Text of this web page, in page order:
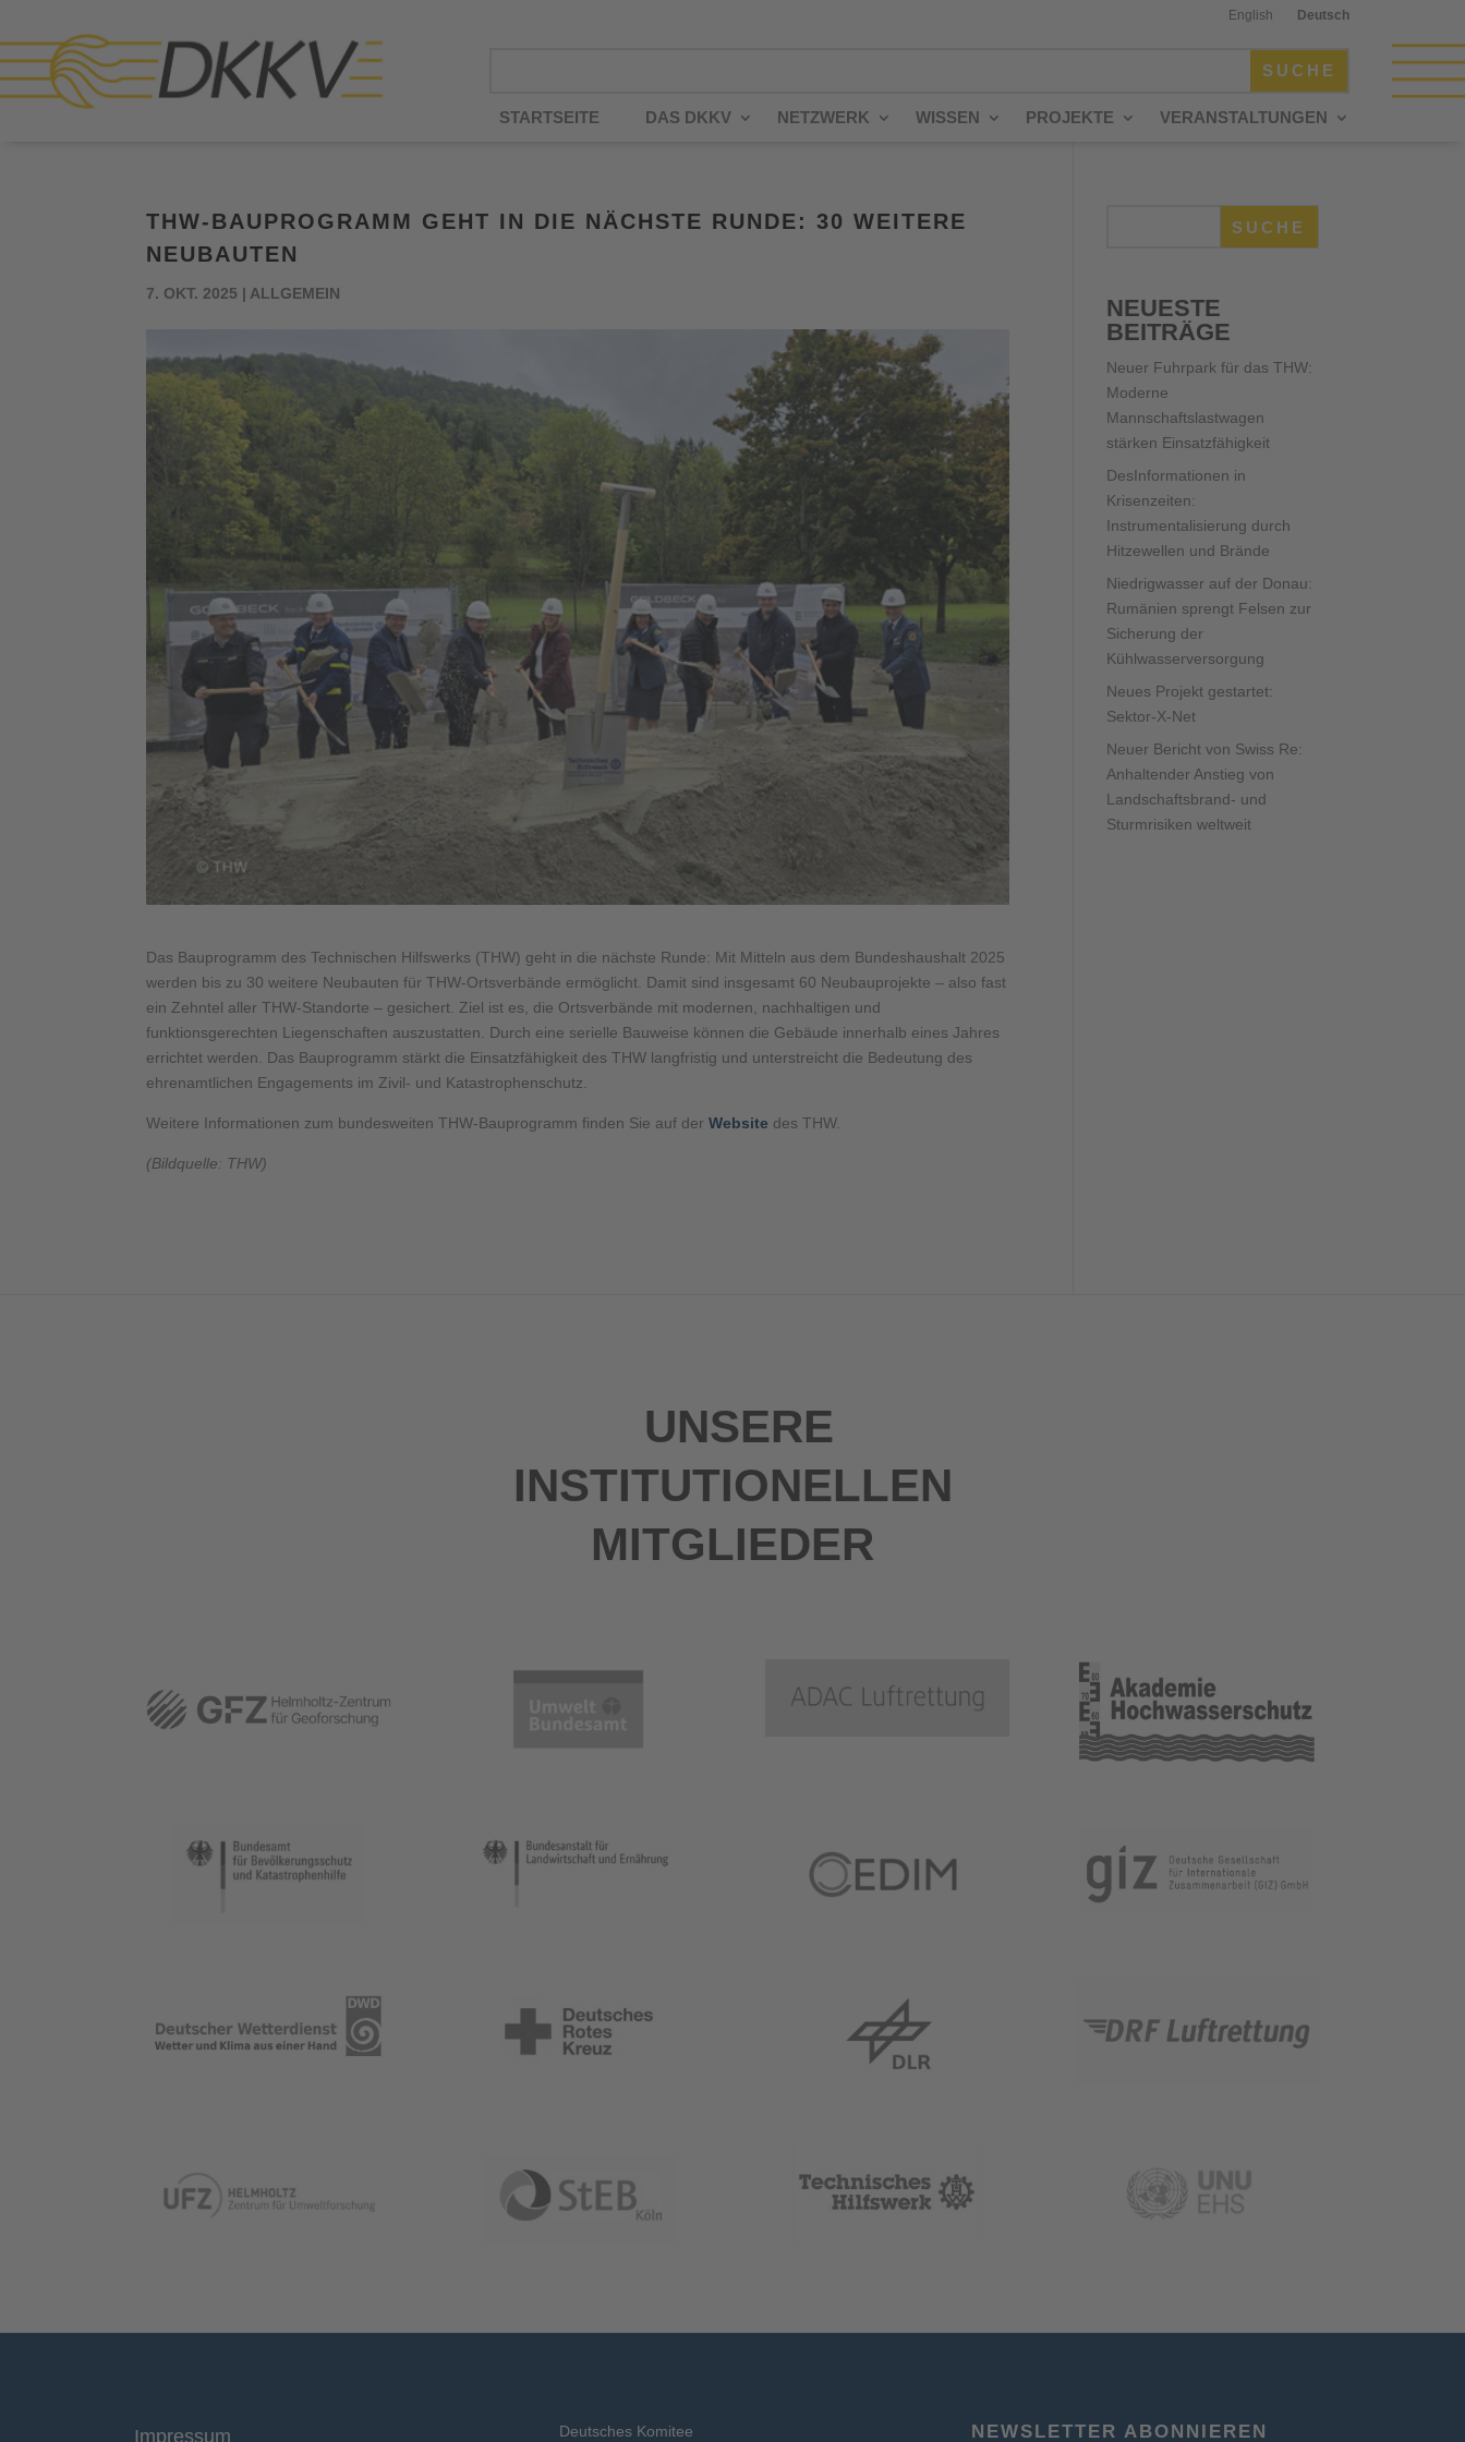
English Deutsch
STARTSEITE DAS DKKV NETZWERK WISSEN PROJEKTE VERANSTALTUNGEN
THW-BAUPROGRAMM GEHT IN DIE NÄCHSTE RUNDE: 30 WEITERE
NEUBAUTEN
7. OKT. 2025 | ALLGEMEIN
Das Bauprogramm des Technischen Hilfswerks (THW) geht in die nächste Runde: Mit Mitteln aus dem Bundeshaushalt 2025
werden bis zu 30 weitere Neubauten für THW-Ortsverbände ermöglicht. Damit sind insgesamt 60 Neubauprojekte – also fast
ein Zehntel aller THW-Standorte – gesichert. Ziel ist es, die Ortsverbände mit modernen, nachhaltigen und
funktionsgerechten Liegenschaften auszustatten. Durch eine serielle Bauweise können die Gebäude innerhalb eines Jahres
errichtet werden. Das Bauprogramm stärkt die Einsatzfähigkeit des THW langfristig und unterstreicht die Bedeutung des
ehrenamtlichen Engagements im Zivil- und Katastrophenschutz.
Weitere Informationen zum bundesweiten THW-Bauprogramm finden Sie auf derWebsite des THW.
(Bildquelle: THW)
SUCHE
NEUESTE
BEITRÄGE
Neuer Fuhrpark für das THW:
Moderne
Mannschaftslastwagen
stärken Einsatzfähigkeit
DesInformationen in
Krisenzeiten:
Instrumentalisierung durch
Hitzewellen und Brände
Niedrigwasser auf der Donau:
Rumänien sprengt Felsen zur
Sicherung der
Kühlwasserversorgung
Neues Projekt gestartet:
Sektor-X-Net
Neuer Bericht von Swiss Re:
Anhaltender Anstieg von
Landschaftsbrand- und
Sturmrisiken weltweit
UNSERE
INSTITUTIONELLEN
MITGLIEDER
Impressum Deutsches Komitee NEWSLETTER ABONNIEREN